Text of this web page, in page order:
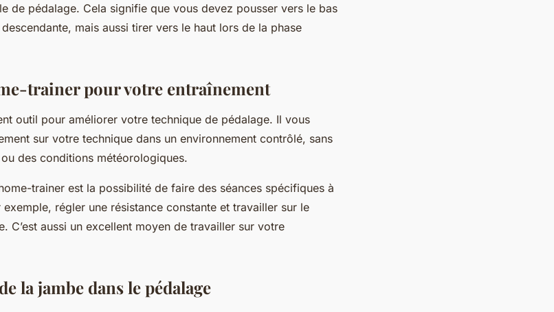
de pédalage. Cela signifie que vous devez pousser vers le bas
mais aussi tirer vers le haut lors de la phase
trainer pour votre entraînement
outil pour améliorer votre technique de pédalage. Il vous
sur votre technique dans un environnement contrôlé, sans
des conditions météorologiques.
trainer est la possibilité de faire des séances spécifiques à
régler une résistance constante et travailler sur le
C’est aussi un excellent moyen de travailler sur votre
la jambe dans le pédalage